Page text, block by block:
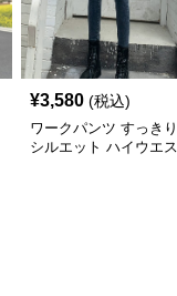
¥3,580 (税込)
ワークパンツ すっきり
シルエット ハイウエス